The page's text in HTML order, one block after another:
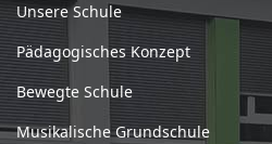
Unsere Schule
Pädagogisches Konzept
Bewegte Schule
Musikalische Grundschule